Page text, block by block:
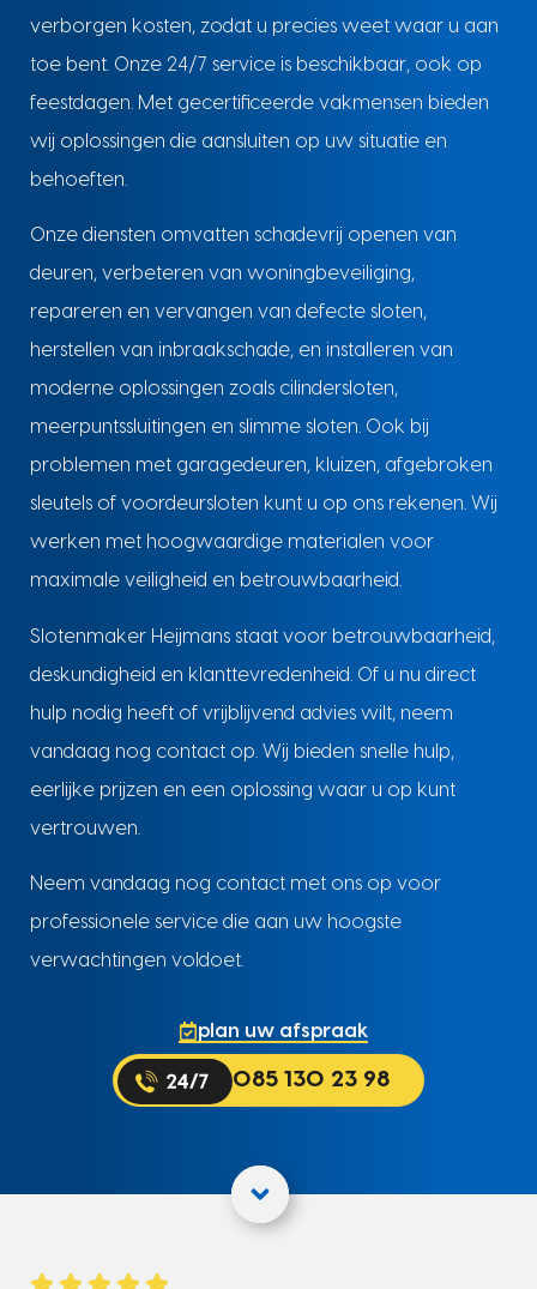
verborgen kosten, zodat u precies weet waar u aan
toe bent. Onze 24/7 service is beschikbaar, ook op
feestdagen. Met gecertificeerde vakmensen bieden
wij oplossingen die aansluiten op uw situatie en
behoeften.
Onze diensten omvatten schadevrij openen van
deuren, verbeteren van woningbeveiliging,
repareren en vervangen van defecte sloten,
herstellen van inbraakschade, en installeren van
moderne oplossingen zoals cilindersloten,
meerpuntssluitingen en slimme sloten. Ook bij
problemen met garagedeuren, kluizen, afgebroken
sleutels of voordeursloten kunt u op ons rekenen. Wij
werken met hoogwaardige materialen voor
maximale veiligheid en betrouwbaarheid.
Slotenmaker Heijmans staat voor betrouwbaarheid,
deskundigheid en klanttevredenheid. Of u nu direct
hulp nodig heeft of vrijblijvend advies wilt, neem
vandaag nog contact op. Wij bieden snelle hulp,
eerlijke prijzen en een oplossing waar u op kunt
vertrouwen.
Neem vandaag nog contact met ons op voor
professionele service die aan uw hoogste
verwachtingen voldoet.
plan uw afspraak
085 130 23 98